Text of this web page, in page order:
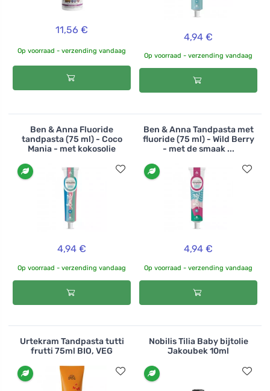
11,56 €
Op voorraad - verzending vandaag
4,94 €
Op voorraad - verzending vandaag
Ben & Anna Fluoride
tandpasta (75 ml) - Coco
Mania - met kokosolie
4,94 €
Op voorraad - verzending vandaag
Ben & Anna Tandpasta met
fluoride (75 ml) - Wild Berry
- met de smaak ...
4,94 €
Op voorraad - verzending vandaag
Urtekram Tandpasta tutti
frutti 75ml BIO, VEG
Nobilis Tilia Baby bijtolie
Jakoubek 10ml